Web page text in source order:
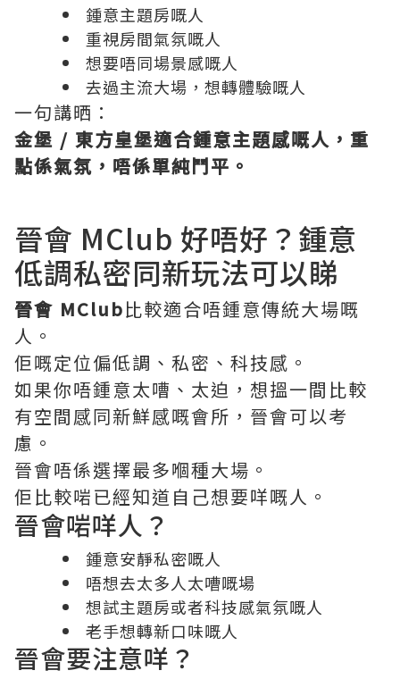
鍾意主題房嘅人
重視房間氣氛嘅人
想要唔同場景感嘅人
去過主流大場，想轉體驗嘅人
一句講晒：
金堡 / 東方皇堡適合鍾意主題感嘅人，重
點係氣氛，唔係單純鬥平。
晉會 MClub 好唔好？鍾意
低調私密同新玩法可以睇
晉會 MClub比較適合唔鍾意傳統大場嘅
人。
佢嘅定位偏低調、私密、科技感。
如果你唔鍾意太嘈、太迫，想搵一間比較
有空間感同新鮮感嘅會所，晉會可以考
慮。
晉會唔係選擇最多嗰種大場。
佢比較啱已經知道自己想要咩嘅人。
晉會啱咩人？
鍾意安靜私密嘅人
唔想去太多人太嘈嘅場
想試主題房或者科技感氣氛嘅人
老手想轉新口味嘅人
晉會要注意咩？